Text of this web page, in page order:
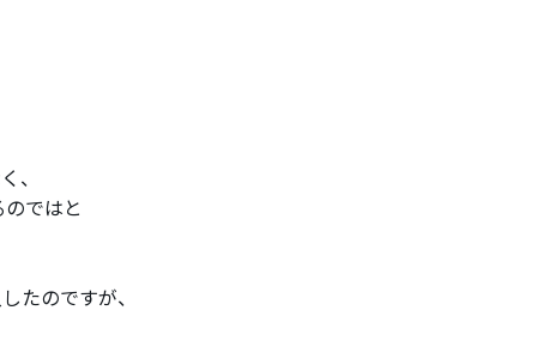
、
ではと
たのですが、